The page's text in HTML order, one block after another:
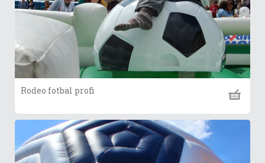
Rodeo fotbal profi